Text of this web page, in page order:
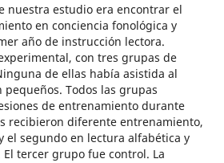
nuestra estudio era encontrar el
en conciencia fonológica y
año de instrucción lectora.
con tres grupas de
de ellas había asistida al
Todos las grupas
de entrenamiento durante
recibieron diferente entrenamiento,
el segundo en lectura alfabética y
tercer grupo fue control. La